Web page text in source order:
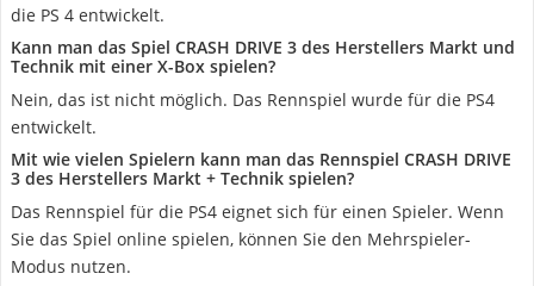
die PS 4 entwickelt.
Kann man das Spiel CRASH DRIVE 3 des Herstellers Markt und
Technik mit einer X-Box spielen?
Nein, das ist nicht möglich. Das Rennspiel wurde für die PS4
entwickelt.
Mit wie vielen Spielern kann man das Rennspiel CRASH DRIVE
3 des Herstellers Markt + Technik spielen?
Das Rennspiel für die PS4 eignet sich für einen Spieler. Wenn
Sie das Spiel online spielen, können Sie den Mehrspieler-
Modus nutzen.